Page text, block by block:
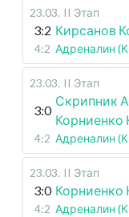
23.03. II Этап
3:2 Кирсанов
4:2 Адреналин
23.03. II Этап
3:0
Скрипник
Корниенко
4:2 Адреналин
23.03. II Этап
3:0 Корниенко
4:2 Адреналин